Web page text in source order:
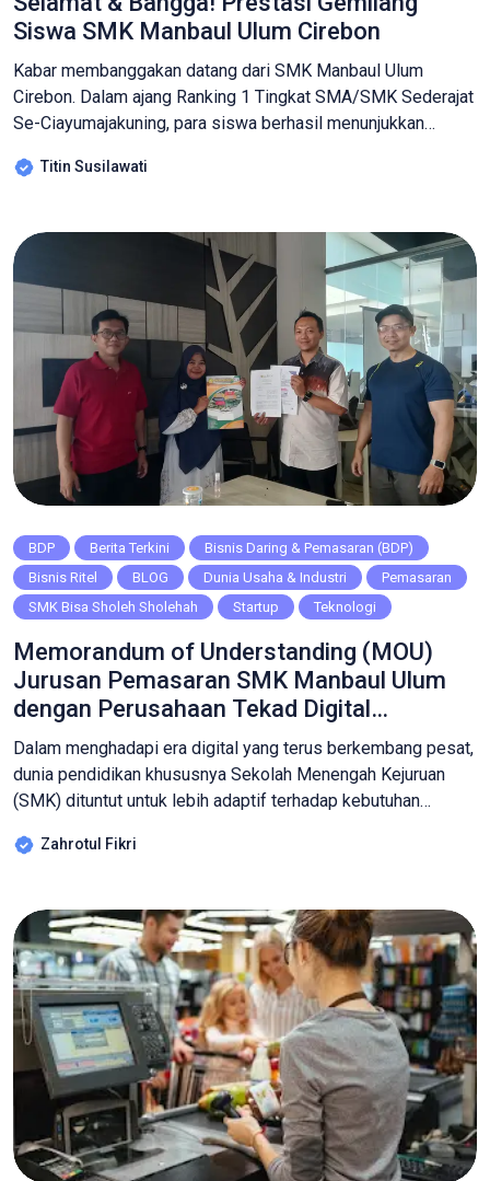
Siswa SMK Manbaul Ulum Cirebon
Kabar membanggakan datang dari SMK Manbaul Ulum
Cirebon. Dalam ajang Ranking 1 Tingkat SMA/SMK Sederajat
Se-Ciayumajakuning, para siswa berhasil menunjukkan
dengan 131 peserta dari berbagai sekolah. Dengan penuh
SMK Manbaul Ulum sukses masuk 10 Besar, sebuah
pencapaian luar biasa yang patut […]
Titin Susilawati
BDP Berita Terkini
Bisnis Daring & Pemasaran (BDP)
Bisnis Ritel
BLOG Dunia Usaha & Industri
Pemasaran
SMK Bisa Sholeh Sholehah
Startup Teknologi
Memorandum of Understanding (MOU)
Jurusan Pemasaran SMK Manbaul Ulum
dengan Perusahaan Tekad Digital
Indonesia
Dalam menghadapi era digital yang terus berkembang pesat,
dunia pendidikan khususnya Sekolah Menengah Kejuruan
(SMK) dituntut untuk lebih adaptif terhadap kebutuhan
adalah menjalin kerjasama dengan Perusahaan Tekad digital
dengan jurusan Pemasaran yang memiliki visi untuk
menyiapkan lulusan siap […]
Zahrotul Fikri